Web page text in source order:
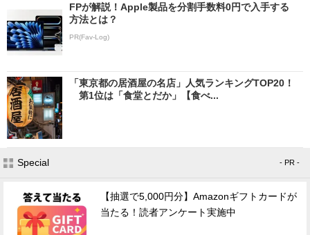
FPが解説！Apple製品を分割手数料0円で入手する
方法とは？
PR(Fav-Log)
「東京都の居酒屋の名店」人気ランキングTOP20！
第1位は「食堂とだか」【食べ...
Special - PR -
【抽選で5,000円分】Amazonギフトカードが
当たる！読者アンケート実施中